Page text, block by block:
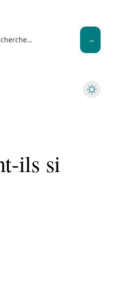
ils si